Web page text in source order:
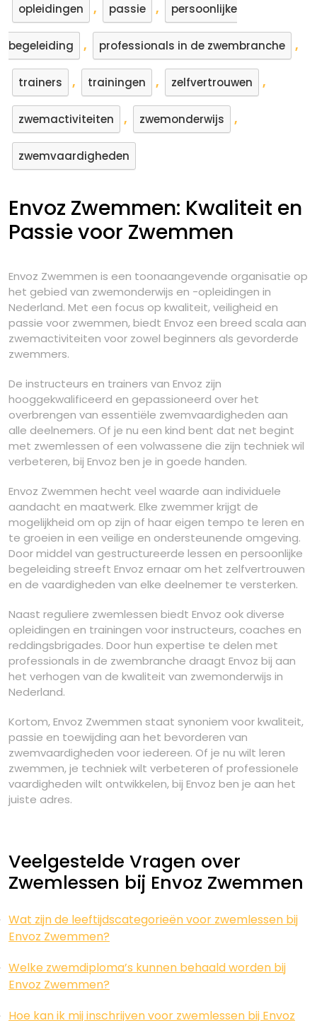
opleidingen , passie , persoonlijke
begeleiding , professionals in de zwembranche ,
trainers , trainingen , zelfvertrouwen ,
zwemactiviteiten , zwemonderwijs ,
zwemvaardigheden
Envoz Zwemmen: Kwaliteit en
Passie voor Zwemmen
Envoz Zwemmen is een toonaangevende organisatie op
het gebied van zwemonderwijs en -opleidingen in
Nederland. Met een focus op kwaliteit, veiligheid en
passie voor zwemmen, biedt Envoz een breed scala aan
zwemactiviteiten voor zowel beginners als gevorderde
zwemmers.
De instructeurs en trainers van Envoz zijn
hooggekwalificeerd en gepassioneerd over het
overbrengen van essentiële zwemvaardigheden aan
alle deelnemers. Of je nu een kind bent dat net begint
met zwemlessen of een volwassene die zijn techniek wil
verbeteren, bij Envoz ben je in goede handen.
Envoz Zwemmen hecht veel waarde aan individuele
aandacht en maatwerk. Elke zwemmer krijgt de
mogelijkheid om op zijn of haar eigen tempo te leren en
te groeien in een veilige en ondersteunende omgeving.
Door middel van gestructureerde lessen en persoonlijke
begeleiding streeft Envoz ernaar om het zelfvertrouwen
en de vaardigheden van elke deelnemer te versterken.
Naast reguliere zwemlessen biedt Envoz ook diverse
opleidingen en trainingen voor instructeurs, coaches en
reddingsbrigades. Door hun expertise te delen met
professionals in de zwembranche draagt Envoz bij aan
het verhogen van de kwaliteit van zwemonderwijs in
Nederland.
Kortom, Envoz Zwemmen staat synoniem voor kwaliteit,
passie en toewijding aan het bevorderen van
zwemvaardigheden voor iedereen. Of je nu wilt leren
zwemmen, je techniek wilt verbeteren of professionele
vaardigheden wilt ontwikkelen, bij Envoz ben je aan het
juiste adres.
Veelgestelde Vragen over
Zwemlessen bij Envoz Zwemmen
Wat zijn de leeftijdscategorieën voor zwemlessen bij
Envoz Zwemmen?
Welke zwemdiploma’s kunnen behaald worden bij
Envoz Zwemmen?
Hoe kan ik mij inschrijven voor zwemlessen bij Envoz